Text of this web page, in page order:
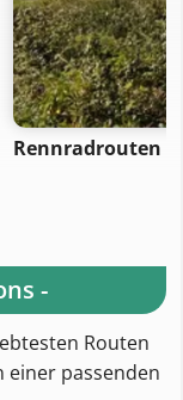
Rennradrouten
-
Routen
einer passenden